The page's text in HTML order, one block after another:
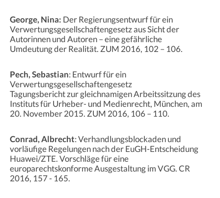
George, Nina: Der Regierungsentwurf für ein
Verwertungsgesellschaftengesetz aus Sicht der
Autorinnen und Autoren – eine gefährliche
Umdeutung der Realität. ZUM 2016, 102 – 106.
Pech, Sebastian: Entwurf für ein
Verwertungsgesellschaftengesetz
Tagungsbericht zur gleichnamigen Arbeitssitzung des
Instituts für Urheber- und Medienrecht, München, am
20. November 2015. ZUM 2016, 106 – 110.
Conrad, Albrecht: Verhandlungsblockaden und
vorläufige Regelungen nach der EuGH-Entscheidung
Huawei/ZTE. Vorschläge für eine
europarechtskonforme Ausgestaltung im VGG. CR
2016, 157 - 165.